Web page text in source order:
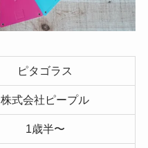
ピタゴラス
株式会社ピープル
1歳半〜